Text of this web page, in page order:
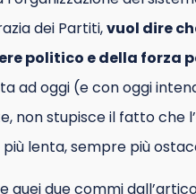
dei Partiti,vuol dire
politico e della forza
ad oggi (e con oggi
non stupisce il fatto che
lenta, sempre più
quei due commi